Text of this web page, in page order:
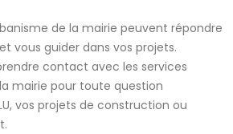
de la mairie peuvent répondre
vous guider dans vos projets.
contact avec les services
mairie pour toute question
vos projets de construction ou